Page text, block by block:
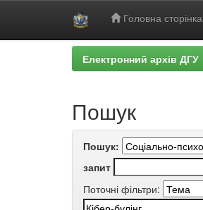
Головна сторінка
Електронний архів ДГУ
Пошук
Пошук:
запит
Поточні фільтри: